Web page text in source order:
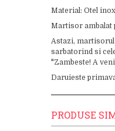
Material: Otel
Martisor ambalat
Astazi,
sarbatorind si
"Zambeste! A
Daruieste
PRODUSE